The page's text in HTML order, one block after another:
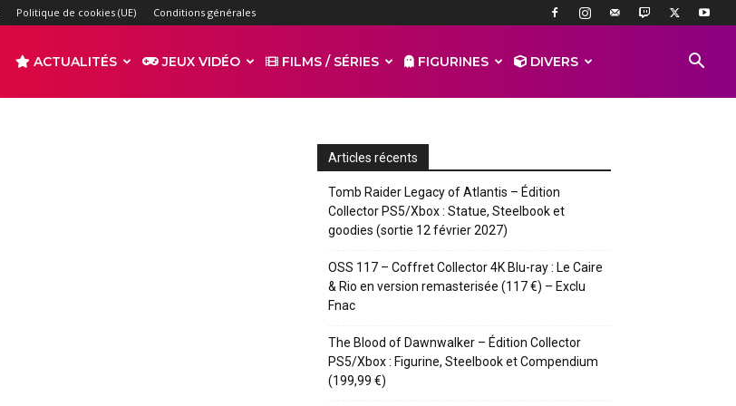
Politique de cookies (UE) Conditions générales
ACTUALITÉS JEUX VIDÉO FILMS / SÉRIES FIGURINES DIVERS
Articles récents
Tomb Raider Legacy of Atlantis – Édition
Collector PS5/Xbox : Statue, Steelbook et
goodies (sortie 12 février 2027)
OSS 117 – Coffret Collector 4K Blu-ray : Le Caire
& Rio en version remasterisée (117 €) – Exclu
Fnac
The Blood of Dawnwalker – Édition Collector
PS5/Xbox : Figurine, Steelbook et Compendium
(199,99 €)